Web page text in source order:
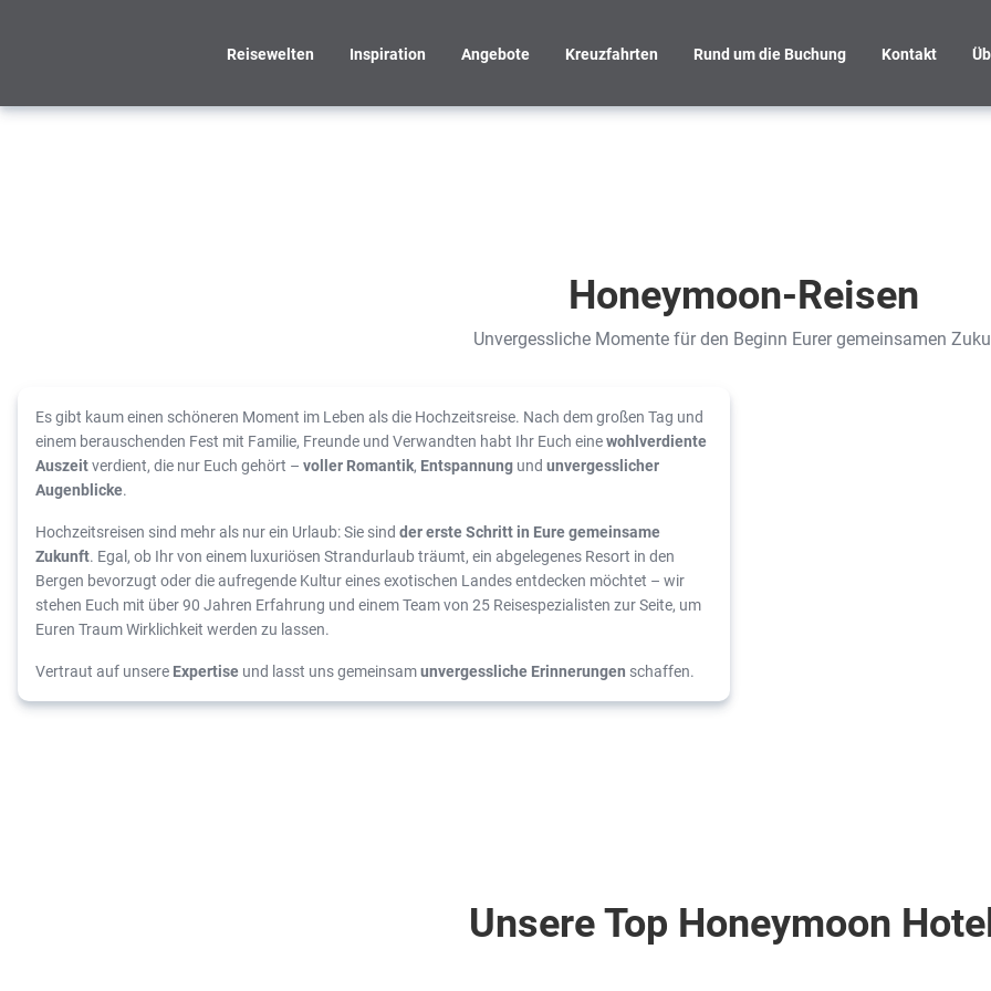
Reisewelten Inspiration Angebote Kreuzfahrten Rund um die Buchung Kontakt
Honeymoon-Reisen
Unvergessliche Momente für den Beginn Eurer gemeinsamen
Es gibt kaum einen schöneren Moment im Leben als die Hochzeitsreise. Nach dem großen Tag und
einem berauschenden Fest mit Familie, Freunde und Verwandten habt Ihr Euch einewohlverdiente
Auszeitverdient, die nur Euch gehört – voller Romantik, Entspannung und unvergesslicher
Augenblicke.
Hochzeitsreisen sind mehr als nur ein Urlaub: Sie sind der erste Schritt in Eure gemeinsame
Zukunft. Egal, ob Ihr von einem luxuriösen Strandurlaub träumt, ein abgelegenes Resort in den
Bergen bevorzugt oder die aufregende Kultur eines exotischen Landes entdecken möchtet – wir
stehen Euch mit über 90 Jahren Erfahrung und einem Team von 25 Reisespezialisten zur Seite, um
Euren Traum Wirklichkeit werden zu lassen.
Vertraut auf unsere Expertise und lasst uns gemeinsamunvergessliche Erinnerungen schaffen.
Unsere Top Honeymoon